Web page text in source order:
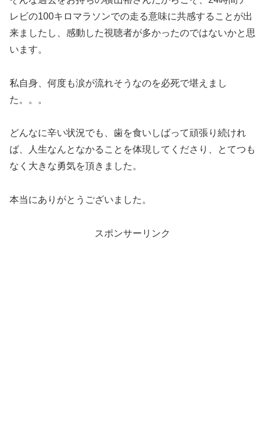
レビの100キロマラソンでの走る意味に共感することが出
来ましたし、感動した視聴者が多かったのではないかと思
います。
私自身、何度も涙が流れそうなのを必死で堪えまし
た。。。
どんなに辛い状況でも、歯を食いしばって頑張り続けれ
ば、人生なんとなかることを体現してくださり、とてつも
なく大きな勇気を頂きました。
本当にありがとうございました。
スポンサーリンク